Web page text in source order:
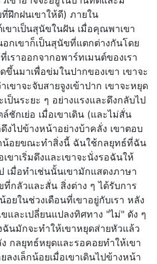
ฝึกฝนเขาให้ดี) ภายใน
ขาเป็นสุนัขในฝัน เมื่อคุณพาเขา
กเขาก็เป็นสุนัขที่แตกต่างกันโดย
เราออกจากอพาร์ทเมนต์ของเรา
ขึ้นมาเพื่อข่มในปากของเขา เขาจะ
เขาจะจับสายจูงเข้าปาก เขาจะหยุด
ป็นระยะ ๆ อย่างแรงและดึงกลับไป
ชักเย่อ เมื่อเขาเดิน (และไม่สั่น
งไปข้างหน้าอย่างบ้าคลั่ง เขาตอบ
น้อยขณะทำสิ่งนี้ ฉันใช้กลยุทธ์ที่ฉัน
ขาเริ่มดึงและเขาจะนั่งรอฉันให้
เมื่อทำเช่นนั้นเขามักแสดงภาษา
กลัวและสั่น สิ่งต่าง ๆ ได้รับการ
อยในช่วงเดือนที่เขาอยู่กับเรา หลัง
และเปลี่ยนแปลงทิศทาง "ไม่" ดัง ๆ
ฉันมักจะทำให้เขาหยุดส่ายหัวแล้ว
กลยุทธ์หยุดและรอคอยทำให้เขา
ลงเล็กน้อยเมื่อเขาเดินไปข้างหน้า